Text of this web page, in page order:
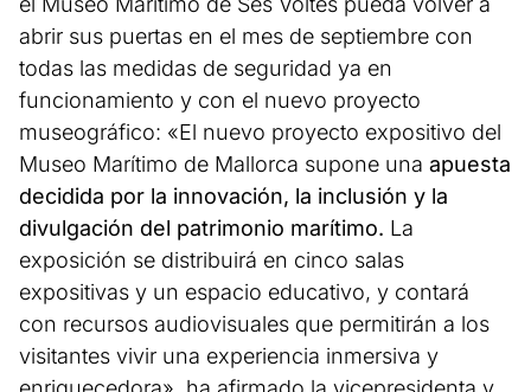
abrir sus puertas en el mes de septiembre con
todas las medidas de seguridad ya en
funcionamiento y con el nuevo proyecto
museográfico: «El nuevo proyecto expositivo del
Museo Marítimo de Mallorca supone una apuesta
decidida por la innovación, la inclusión y la
divulgación del patrimonio marítimo. La
exposición se distribuirá en cinco salas
expositivas y un espacio educativo, y contará
con recursos audiovisuales que permitirán a los
visitantes vivir una experiencia inmersiva y